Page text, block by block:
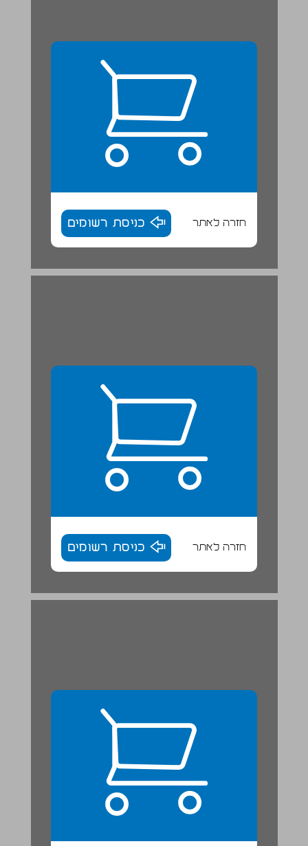
חזרה לאתר כניסת רשומים
חזרה לאתר כניסת רשומים
ההקדמה לספר שופטים [א, א-ב, ה] ... 22